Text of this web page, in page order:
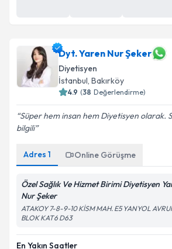
takvim hazırlandığında e-posta ile
E-posta Adresiniz
kapsamda işlenmesini kabul
Takvim Talebini
Dyt. Yaren Nur Şeker
Diyetisyen
İstanbul , Bakırköy
4.9 (38 Değerlendirme)
Süper hem insan hem Diyetisyen olarak.
bilgili
Adres 1 Online Görüşme
Özel Sağlık Ve Hizmet Birimi Diyetisyen
Nur Şeker
ATAKOY 7-8-9-10 KİSM MAH. E5 YANYOL
BLOK KAT6 D63
En Yakın Saatler